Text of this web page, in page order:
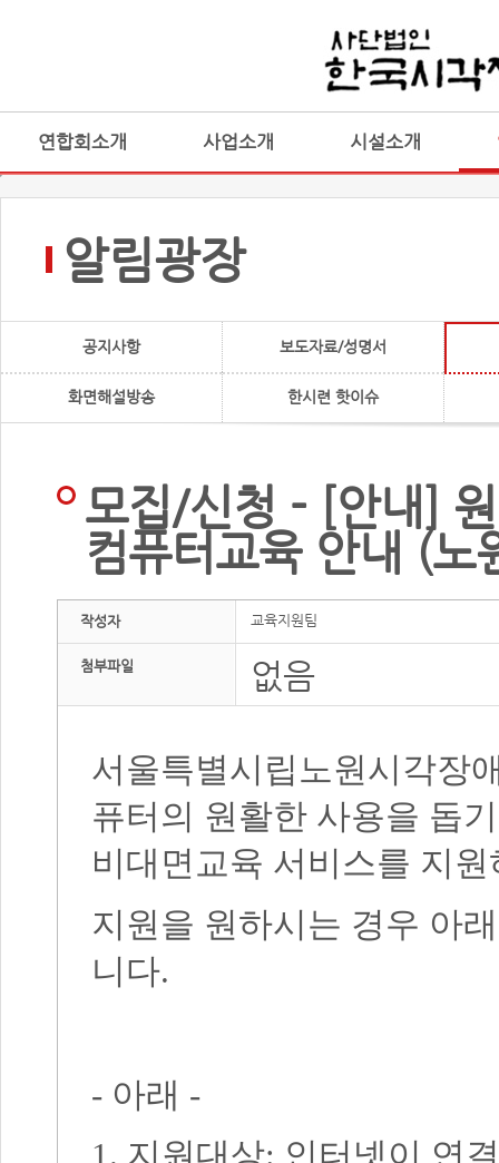
연합회소개 사업소개 시설소개
알림광장
공지사항 보도자료/성명서
화면해설방송 한시련 핫이슈
모집/신청 - [안내]
컴퓨터교육 안내 (노
작성자 교육지원팀
첨부파일 없음
서울특별시립노원시각장
퓨터의 원활한 사용을 돕
비대면교육 서비스를 지
지원을 원하시는 경우 아
니다.
- 아래 -
1. 지원대상: 인터넷이 연